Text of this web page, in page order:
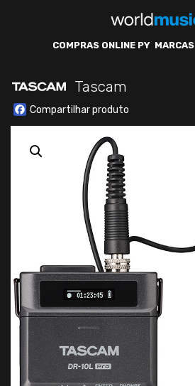
COMPRAS ONLINE PY MARCAS
Tascam
Facebook